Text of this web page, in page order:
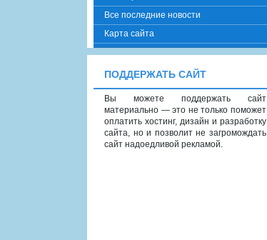
Все последние новости
Карта сайта
ПОДДЕРЖАТЬ САЙТ
Вы можете поддержать сайт
материально — это не только поможет
оплатить хостинг, дизайн и разработку
сайта, но и позволит не загромождать
сайт надоедливой рекламой.